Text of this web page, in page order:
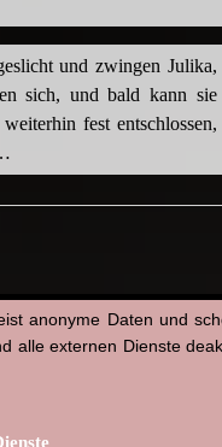
und zwingen Julika,
sich, und bald kann sie
fest entschlossen,
anonyme Daten und
externen Dienste